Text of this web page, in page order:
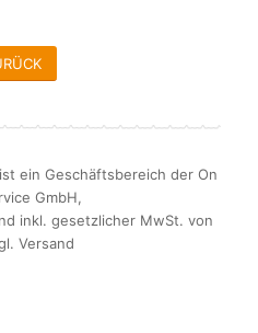
ein Geschäftsbereich der On
GmbH,
inkl. gesetzlicher MwSt. von
Versand